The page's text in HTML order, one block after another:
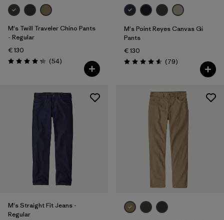
M's Twill Traveler Chino Pants
- Regular
€ 130
Évaluation: 4.3 / 5
(54Avis
)
M's Point Reyes Canvas Gi
Pants
€ 130
Évaluation: 4.6 / 5
(79Avis
)
M's Straight Fit Jeans -
Regular